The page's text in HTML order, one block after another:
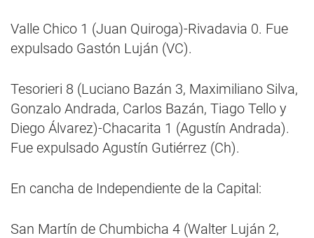
Valle Chico 1 (Juan Quiroga)-Rivadavia 0. Fue
expulsado Gastón Luján (VC).
Tesorieri 8 (Luciano Bazán 3, Maximiliano Silva,
Gonzalo Andrada, Carlos Bazán, Tiago Tello y
Diego Álvarez)-Chacarita 1 (Agustín Andrada).
Fue expulsado Agustín Gutiérrez (Ch).
En cancha de Independiente de la Capital:
San Martín de Chumbicha 4 (Walter Luján 2,